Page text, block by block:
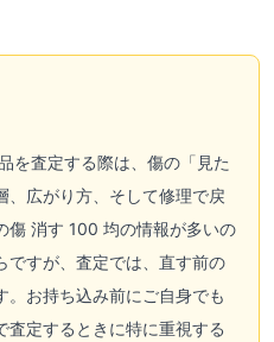
を査定する際は、傷の「見た
、広がり方、そして修理で戻
傷 消す 100 均の情報が多いの
ですが、査定では、直す前の
。お持ち込み前にご自身でも
査定するときに特に重視する